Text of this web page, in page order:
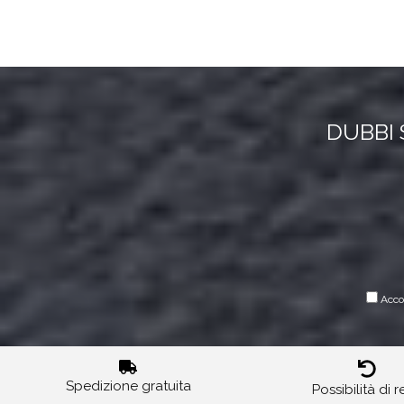
DUBBI
Spedizione gratuita
Possibilità di